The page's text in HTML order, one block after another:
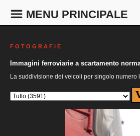
MENU PRINCIPALE
F O T O G R A F I E
Immagini ferroviarie a scartamento
La suddivisione dei veicoli per singolo numero